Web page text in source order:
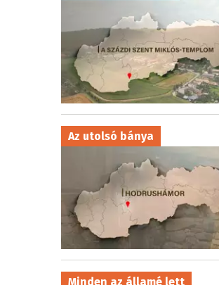
Az utolsó bánya
Minden az államé lett